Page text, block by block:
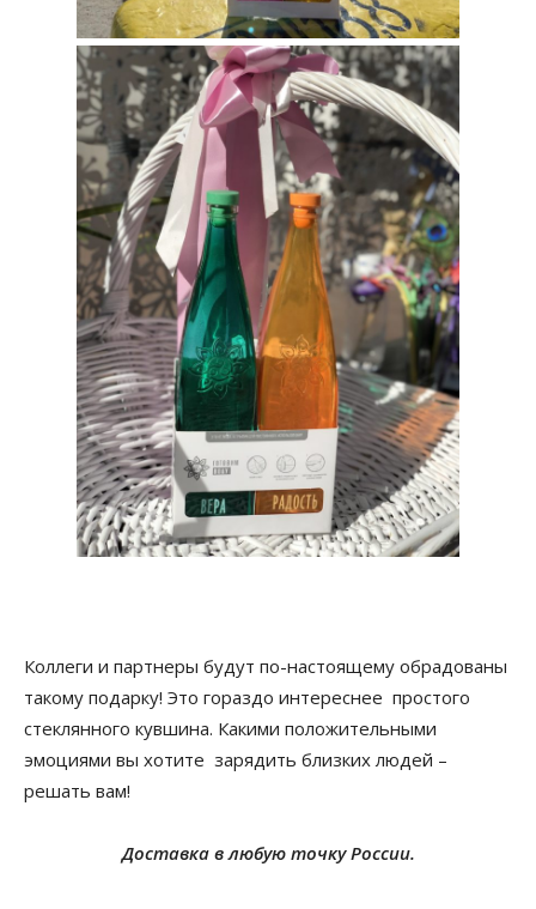
Коллеги и партнеры будут по-настоящему обрадованы
такому подарку! Это гораздо интереснее простого
стеклянного кувшина. Какими положительными
эмоциями вы хотите зарядить близких людей –
решать вам!
Доставка в любую точку России.